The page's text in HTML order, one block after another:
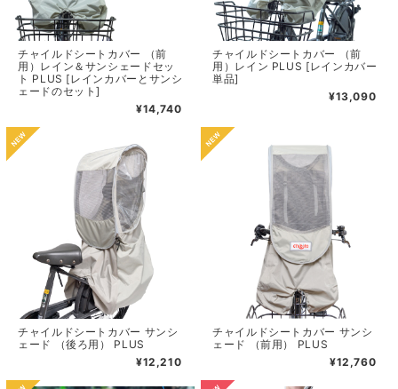
チャイルドシートカバー （前
用）レイン＆サンシェードセッ
ト PLUS [レインカバーとサンシ
ェードのセット]
¥14,740
チャイルドシートカバー （前
用）レイン PLUS [レインカバー
単品]
¥13,090
チャイルドシートカバー サンシ
ェード （後ろ用） PLUS
¥12,210
チャイルドシートカバー サンシ
ェード （前用） PLUS
¥12,760